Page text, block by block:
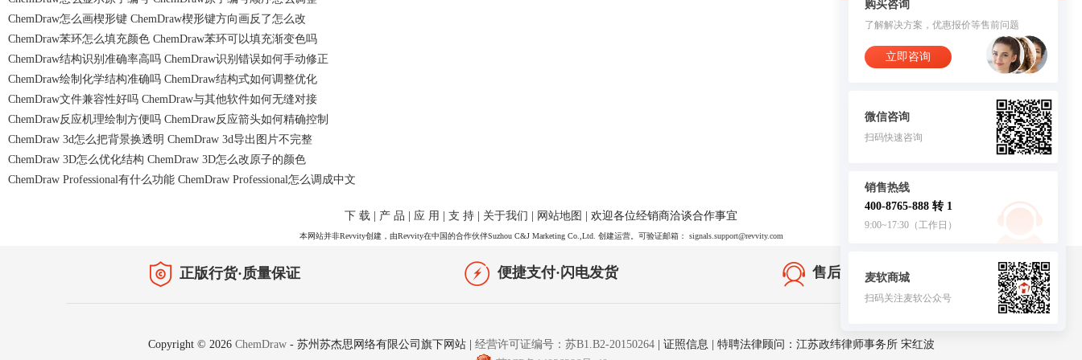
购买咨询
了解解决方案，优惠报价等售前问题
立即咨询
微信咨询
扫码快速咨询
销售热线
400-8765-888 转 1
9:00~17:30（工作日）
麦软商城
扫码关注麦软公众号
客服
ChemDraw怎么画楔形键 ChemDraw楔形键方向画反了怎么改
ChemDraw苯环怎么填充颜色 ChemDraw苯环可以填充渐变色吗
ChemDraw结构识别准确率高吗 ChemDraw识别错误如何手动修正
ChemDraw绘制化学结构准确吗 ChemDraw结构式如何调整优化
ChemDraw文件兼容性好吗 ChemDraw与其他软件如何无缝对接
ChemDraw反应机理绘制方便吗 ChemDraw反应箭头如何精确控制
ChemDraw 3d怎么把背景换透明 ChemDraw 3d导出图片不完整
ChemDraw 3D怎么优化结构 ChemDraw 3D怎么改原子的颜色
ChemDraw Professional有什么功能 ChemDraw Professional怎么调成中文
下 载 产 品 应 用 支 持 关于我们 网站地图 | 欢迎各位经销商洽谈合作事宜
本网站并非Revvity创建，由Revvity在中国的合作伙伴Suzhou C&J Marketing Co.,Ltd. 创建运营。可验证邮箱： signals.support@revvity.com
正版行货·质量保证 便捷支付·闪电发货 售后无忧·服务保障
Copyright © 2026 ChemDraw -苏州苏杰思网络有限公司旗下网站 经营许可证编号：苏B1.B2-20150264| 证照信息
特聘法律顾问：江苏政纬律师事务所 宋红波